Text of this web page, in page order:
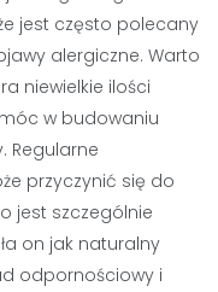
jest często polecany
alergiczne. Warto
niewielkie ilości
w budowaniu
Regularne
przyczynić się do
jest szczególnie
on jak naturalny
odpornościowy i